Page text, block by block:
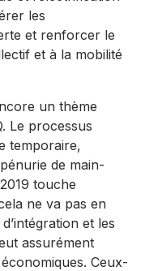
les
et renforcer le
et à la mobilité
un thème
Le processus
temporaire,
de main-
touche
ne va pas en
et les
assurément
Ceux-